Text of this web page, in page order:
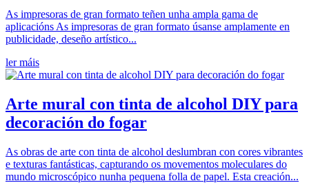
As impresoras de gran formato teñen unha ampla gama de
aplicacións As impresoras de gran formato úsanse amplamente en
publicidade, deseño artístico...
ler máis
Arte mural con tinta de alcohol DIY para
decoración do fogar
As obras de arte con tinta de alcohol deslumbran con cores vibrantes
e texturas fantásticas, capturando os movementos moleculares do
mundo microscópico nunha pequena folla de papel. Esta creación...